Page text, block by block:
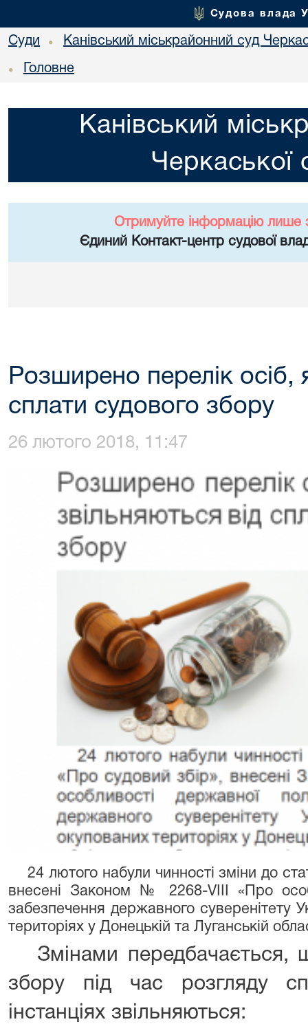
Судова влада
Суди • Канівський міськрайонний суд
• Головне
Канівський
Черкаської
Отримуйте інформацію лише
Єдиний Контакт-центр судової
Розширено перелік осіб,
сплати судового збору
26 лютого 2018, 11:47
24 лютого набули чинності зміни до
внесені Законом № 2268-VIII «Про
забезпечення державного суверенітету
територіях у Донецькій та Луганській
Змінами передбачається,
збору під час розгляду
інстанціях звільняються: